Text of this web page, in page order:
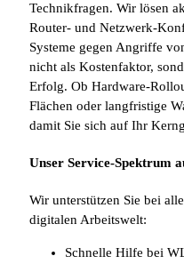
Technikfragen. Wir lösen
Router- und Netzwerk-
Systeme gegen Angriffe
nicht als Kostenfaktor,
Erfolg. Ob Hardware-
Flächen oder langfristige
damit Sie sich auf Ihr
Unser Service-Spektrum
Wir unterstützen Sie bei
digitalen Arbeitswelt:
Schnelle Hilfe bei